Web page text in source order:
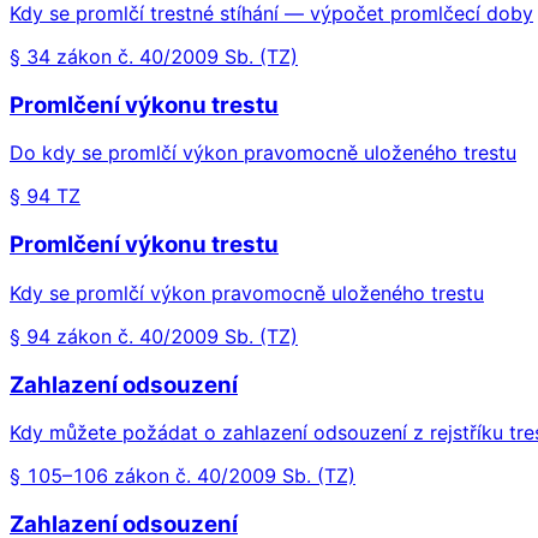
Kdy se promlčí trestné stíhání — výpočet promlčecí doby
§ 34 zákon č. 40/2009 Sb. (TZ)
Promlčení výkonu trestu
Do kdy se promlčí výkon pravomocně uloženého trestu
§ 94 TZ
Promlčení výkonu trestu
Kdy se promlčí výkon pravomocně uloženého trestu
§ 94 zákon č. 40/2009 Sb. (TZ)
Zahlazení odsouzení
Kdy můžete požádat o zahlazení odsouzení z rejstříku
§ 105–106 zákon č. 40/2009 Sb. (TZ)
Zahlazení odsouzení